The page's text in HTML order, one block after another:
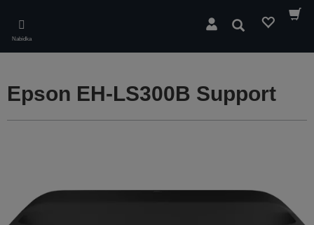
main
content
Nabídka
Hledat
Epson EH-LS300B Support